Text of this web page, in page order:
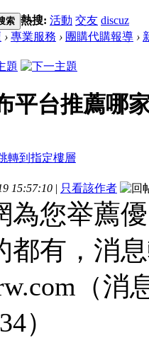
索 熱搜: 活動 交友 discuz
› 專業服務 › 團購代購報導 ›
平台推薦哪
15:57:10 | 只看該作者
為您举薦
都有，消
（消
）